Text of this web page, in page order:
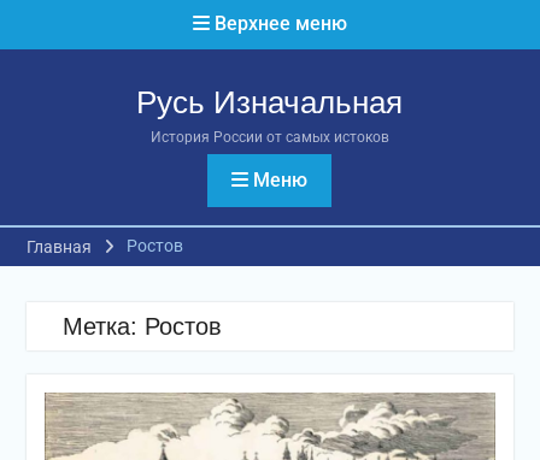
Верхнее меню
Русь Изначальная
История России от самых истоков
Меню
Главная Ростов
Метка: Ростов